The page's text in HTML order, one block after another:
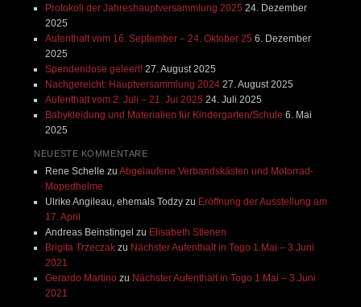
Protokoll der Jahreshauptversammlung 2025 24. Dezember
2025
Aufenthalt vom 16. September – 24. Oktober 25 6. Dezember
2025
Spendendose geleert! 27. August 2025
Nachgereicht: Hauptversammlung 2024 27. August 2025
Aufenthalt vom 2. Juli – 21. Jui 2025 24. Juli 2025
Babykleidung und Materialien für Kindergarten/Schule 6. Mai
2025
NEUESTE KOMMENTARE
Rene Schelle zu Abgelaufene Verbandskästen und Motorrad-
Mopedhelme
Ulrike Angileau, ehemals Todzyzu Eröffnung der Ausstellung am
17. April
Andreas Beinstingel zu Elisabeth Stienen
Brigita Trzeczakzu Nächster Aufenthalt in Togo 1.Mai – 3.Juni
2021
Gerardo Martinozu Nächster Aufenthalt in Togo 1.Mai – 3.Juni
2021